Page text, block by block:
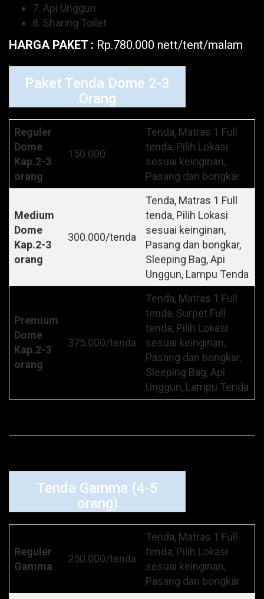
7. Api Unggun
8. Sharing Toilet
HARGA PAKET : Rp.780.000 nett/tent/malam
Paket Tenda Dome 2-3
Orang
Reguler
Dome
Kap.2-3
orang
150.000
Tenda, Matras 1 Full
tenda, Pilih Lokasi
sesuai keinginan,
Pasang dan bongkar
Medium
Dome
Kap.2-3
orang
300.000/tenda
Tenda, Matras 1 Full
tenda, Pilih Lokasi
sesuai keinginan,
Pasang dan bongkar,
Sleeping Bag, Api
Unggun, Lampu Tenda
Premium
Dome
Kap.2-3
orang
375.000/tenda
Tenda, Matras 1 Full
tenda, Surpet Full
tenda, Pilih Lokasi
sesuai keinginan,
Pasang dan bongkar,
Sleeping Bag, Api
Unggun, Lampu Tenda
Tenda Gamma (4-5
orang)
Reguler
Gamma
250.000/tenda
Tenda, Matras 1 Full
tenda, Pilih Lokasi
sesuai keinginan,
Pasang dan bongkar